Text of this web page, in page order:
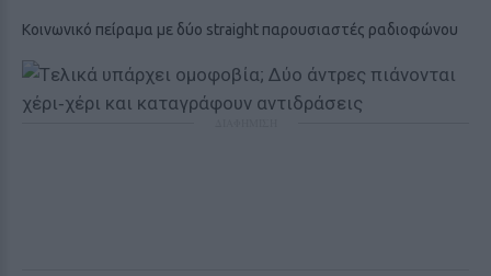
Κοινωνικό πείραμα με δύο straight παρουσιαστές ραδιοφώνου